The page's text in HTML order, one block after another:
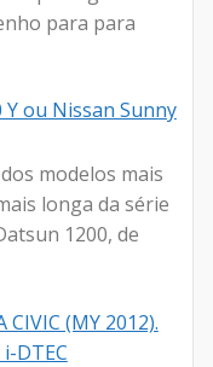
para para
Y ou Nissan Sunny
modelos mais
longa da série
1200, de
CIVIC (MY 2012).
DTEC